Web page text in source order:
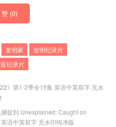
赞 (0)
发明家
发明纪录片
纪录片
》第1-2季全15集 英语中英双字 无水
捉到 Unexplained: Caught on
语中英双字 无水印纯净版